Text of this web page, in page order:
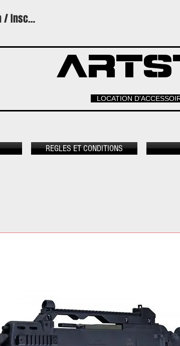
Inscription
LOCATION
REGLES ET CONDITIONS